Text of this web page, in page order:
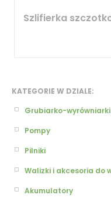
KATEGORIE W DZIALE:
Grubiarko-wyrówniarki
Pompy
Pilniki
Walizki i akcesoria do
Akumulatory
Szlifierka